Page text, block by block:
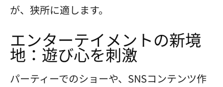
が、狭所に適します。
エンターテイメントの新境
地：遊び心を刺激
パーティーでのショーや、SNSコンテンツ作